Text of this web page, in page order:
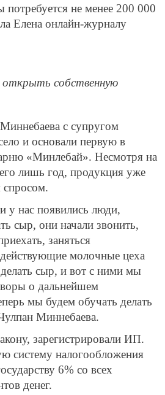
потребуется не менее 200 000
Елена онлайн-журналу
открыть собственную
с супругом
и основали первую в
«Минлебай». Несмотря на
лишь год, продукция уже
спросом.
у нас появились люди,
сыр, они начали звонить,
заняться
молочные цеха
сыр, и вот с ними мы
о дальнейшем
мы будем обучать делать
Миннебаева.
зарегистрировали ИП.
систему налогообложения
6% со всех
денег.